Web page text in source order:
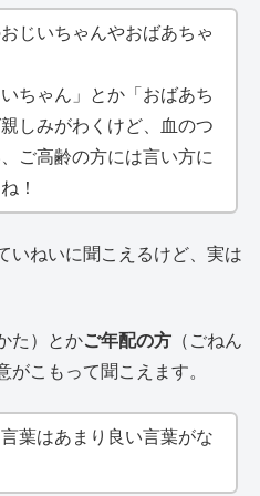
じいちゃんやおばあちゃ
ちゃん」とか「おばあち
しみがわくけど、血のつ
ご高齢の方には言い方に
！
いねいに聞こえるけど、実は
た）とかご年配の方 （ごねん
がこもって聞こえます。
言葉はあまり良い言葉がな